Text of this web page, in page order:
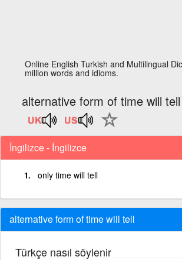
Online English Turkish and Multilingual
million words and idioms.
alternative form of time will tell
İngilizce - İngilizce
only time will tell
alternative form of time will tell
Türkçe nasıl söylenir